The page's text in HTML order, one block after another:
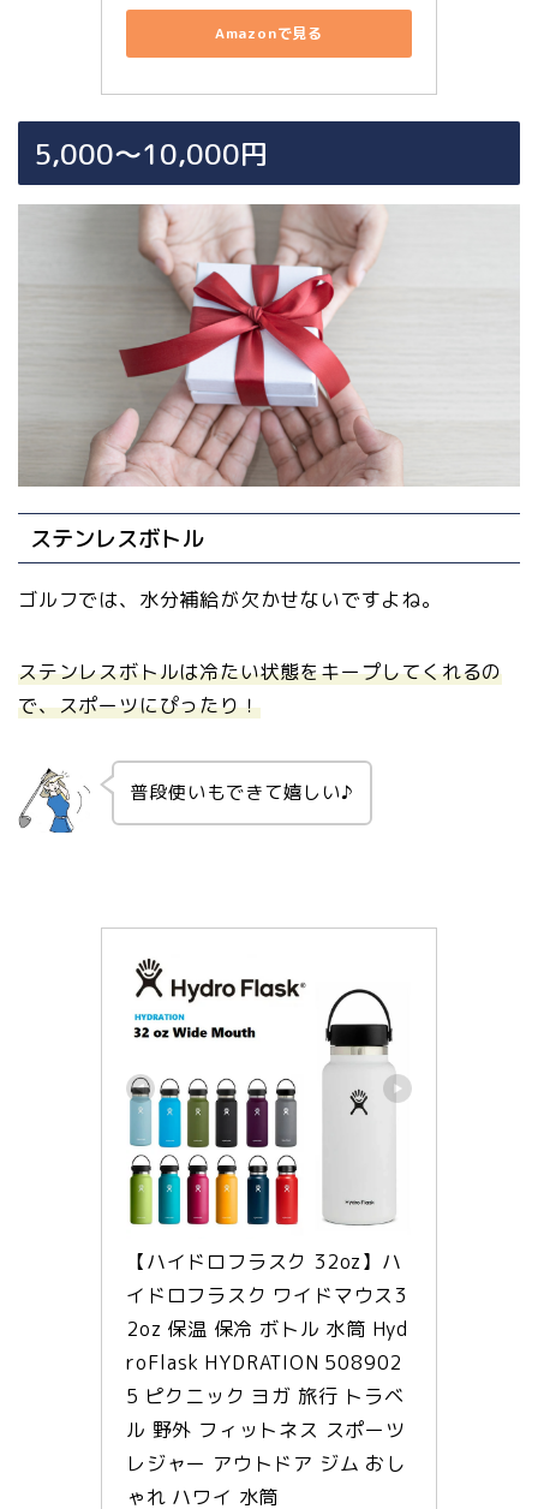
Amazonで見る
5,000〜10,000円
ステンレスボトル
ゴルフでは、水分補給が欠かせないですよね。
ステンレスボトルは冷たい状態をキープしてくれるの
で、スポーツにぴったり！
普段使いもできて嬉しい♪
【ハイドロフラスク 32oz】ハ
イドロフラスク ワイドマウス3
2oz 保温 保冷 ボトル 水筒 Hyd
roFlask HYDRATION 508902
5 ピクニック ヨガ 旅行 トラベ
ル 野外 フィットネス スポーツ
レジャー アウトドア ジム おし
ゃれ ハワイ 水筒